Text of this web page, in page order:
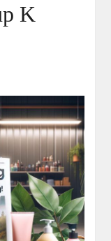
K